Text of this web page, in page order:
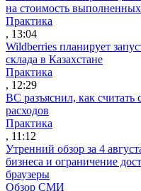
на стоимость
Практика
, 13:04
Wildberries планирует
склада в Казахстане
Практика
, 12:29
ВС разъяснил, как считать
расходов
Практика
, 11:12
Утренний обзор за 4
бизнеса и ограничение
браузеры
Обзор СМИ